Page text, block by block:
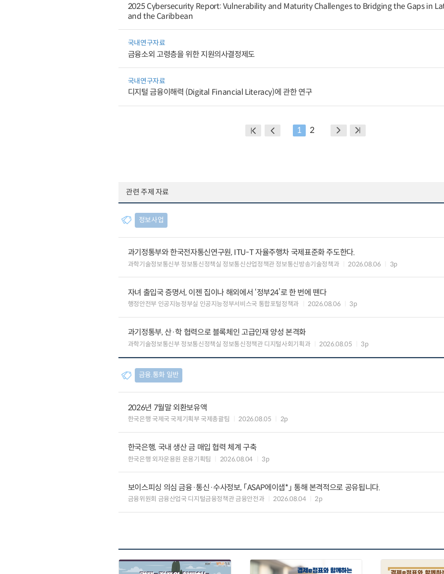
2025 Cybersecurity Report: Vulnerability and Maturity Challenges to Bridging the Gaps in
and the Caribbean
국내연구자료
금융소외 고령층을 위한 지원의사결정제도
국내연구자료
디지털 금융이해력 (Digital Financial Literacy)에 관한 연구
1 2
관련 주제 자료
정보사업
과기정통부와 한국전자통신연구원, ITU-T 자율주행차 국제표준화 주도한다.
과학기술정보통신부 정보통신정책실 정보통신산업정책관 정보통신방송기술정책과 2026.08.06 3p
자녀 출입국 증명서, 이젠 집이나 해외에서 ‘정부24’로 한 번에 뗀다
행정안전부 인공지능정부실 인공지능정부서비스국 통합포털정책과 2026.08.06 3p
과기정통부, 산·학 협력으로 블록체인 고급인재 양성 본격화
과학기술정보통신부 정보통신정책실 정보통신정책관 디지털사회기획과 2026.08.05 3p
금융.통화 일반
2026년 7월말 외환보유액
한국은행 국제국 국제기획부 국제총괄팀 2026.08.05 2p
한국은행, 국내 생산 금 매입 협력 체계 구축
한국은행 외자운용원 운용기획팀 2026.08.04 3p
보이스피싱 의심 금융·통신·수사정보, 「ASAP에이샙*」 통해 본격적으로 공유됩니다.
금융위원회 금융산업국 디지털금융정책관 금융안전과 2026.08.04 2p